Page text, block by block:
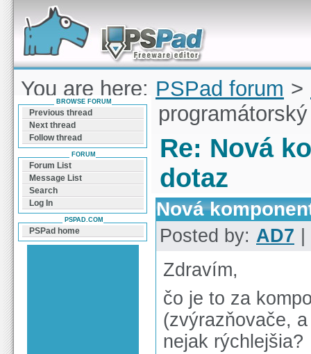
Forum can help you solve problems and quickly
find a solution with PSPad for Microsoft
Windows
You are here: PSPad forum >
komponenta -
Re: Nová
dotaz
Nová
Posted by: AD7
Zdravím,
čo je to za
(zvýrazňovače,
nejak rýchlejšia?
BROWSE FORUM
Previous thread
Next thread
Follow thread
FORUM
Forum List
Message List
Search
Log In
PSPAD.COM
PSPad home